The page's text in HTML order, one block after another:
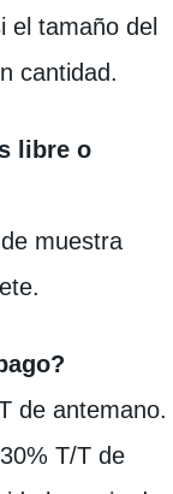
el tamaño del
cantidad.
libre o
muestra
de antemano.
T/T de